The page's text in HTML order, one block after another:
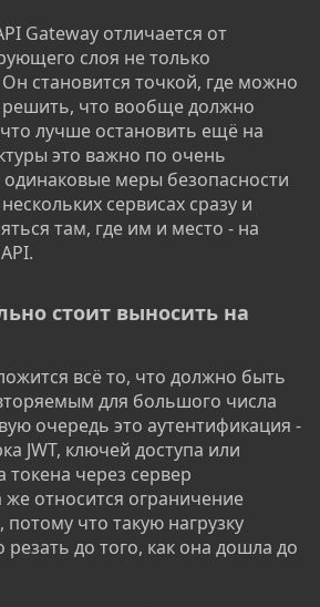
Gateway отличается от
слоя не только
становится точкой, где можно
решить, что вообще должно
лучше остановить ещё на
это важно по очень
меры безопасности
сервисах сразу и
там, где им и место - на
стоит выносить на
всё то, что должно быть
для большого числа
очередь это аутентификация -
JWT, ключей доступа или
через сервер
же относится ограничение
потому что такую нагрузку
до того, как она дошла до